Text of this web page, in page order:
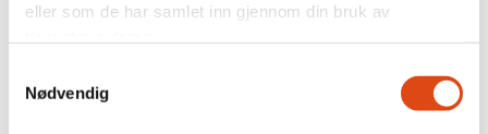
eller som de har samlet inn gjennom din bruk av
Nødvendig
Arbeidsgivere kan få fire
års lønnstilskudd for unge